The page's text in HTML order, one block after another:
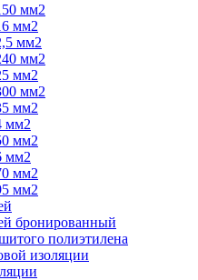
мм2
мм2
мм2
мм2
мм2
мм2
мм2
мм2
мм2
мм2
мм2
мм2
бронированный
полиэтилена
изоляции